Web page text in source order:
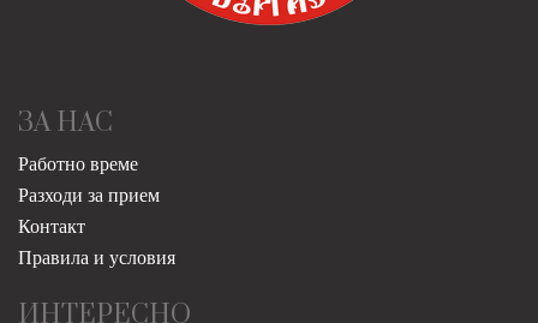
ЗА НАС
Работно време
Разходи за прием
Контакт
Правила и условия
ИНТЕРЕСНО